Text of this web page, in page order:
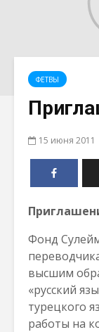
ФЕТВЫ
15 июня 2011
Фонд
высшим
«русский
турецкого
работы на